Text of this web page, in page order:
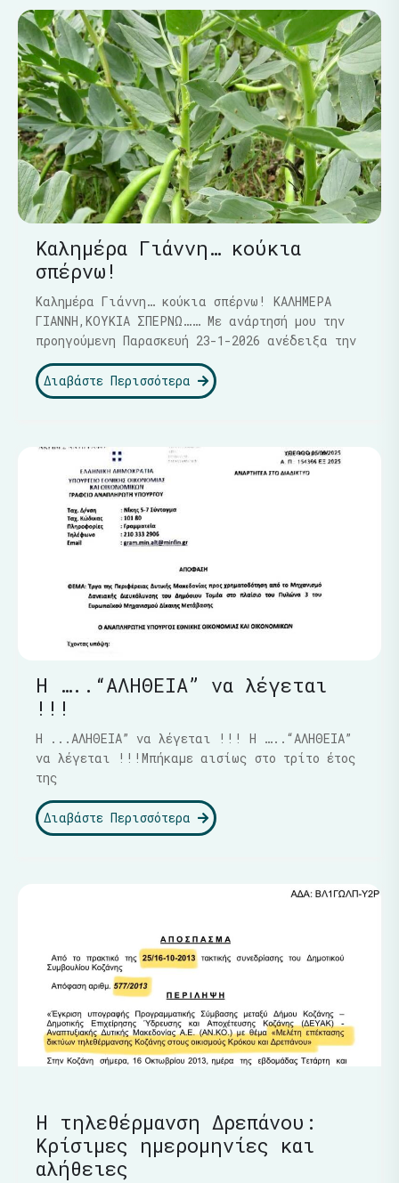
Καλημέρα Γιάννη… κούκια
σπέρνω!
Καλημέρα Γιάννη… κούκια σπέρνω! ΚΑΛΗΜΕΡΑ
ΓΙΑΝΝΗ,ΚΟΥΚΙΑ ΣΠΕΡΝΩ…… Με ανάρτησή μου την
προηγούμενη Παρασκευή 23-1-2026 ανέδειξα την
Διαβάστε Περισσότερα
Η …..“ΑΛΗΘΕΙΑ” να λέγεται
!!!
Η ...ΑΛΗΘΕΙΑ” να λέγεται !!! Η …..“ΑΛΗΘΕΙΑ”
να λέγεται !!!Μπήκαμε αισίως στο τρίτο έτος
της
Διαβάστε Περισσότερα
Η τηλεθέρμανση Δρεπάνου:
Κρίσιμες ημερομηνίες και
αλήθειες